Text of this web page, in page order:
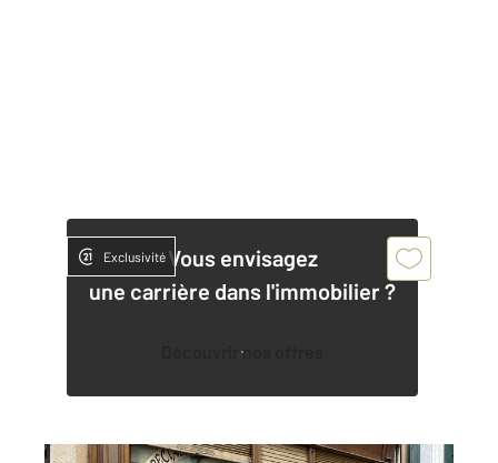
Vous envisagez
une carrière dans l'immobilier ?
Découvrir nos offres
Exclusivité